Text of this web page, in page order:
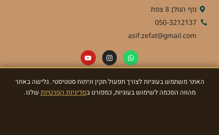
האתר משתמש בעוגיות לצורך תפעול תקין וניתוח סטטיסטי. גלישה באתר
מהווה הסכמה לשימוש בעוגיות, כמפורט במדיניות הפרטיותשלנו.
נוף הגולן 8 צפת
050-3212137
asif.zefat@gmail.com
ניוזלטר